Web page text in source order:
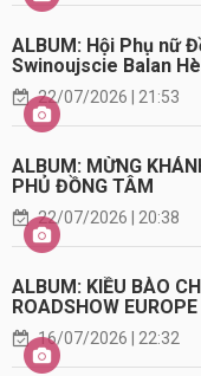
ALBUM: Hội Phụ nữ
Swinoujscie Balan
22/07/2026 | 21:53
ALBUM: MỪNG
PHỦ ĐỒNG TÂM
22/07/2026 | 20:38
ALBUM: KIỀU BÀO
ROADSHOW
16/07/2026 | 22:32